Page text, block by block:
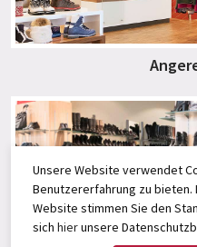
Unsere Website verwendet
Benutzererfahrung zu bieten.
Website stimmen Sie den
sich hierunsere